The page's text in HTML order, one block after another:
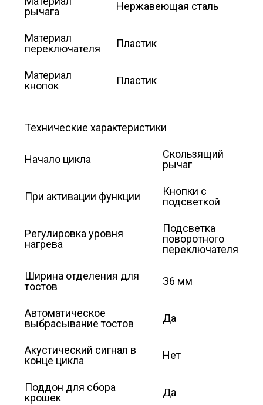
рычага
Нержавеющая сталь
Материал
переключателя
Пластик
Материал
кнопок
Пластик
Технические характеристики
Начало цикла
Скользящий
рычаг
При активации функции
Кнопки с
подсветкой
Регулировка уровня
нагрева
Подсветка
поворотного
переключателя
Ширина отделения для
тостов
З6 мм
Автоматическое
выбрасывание тостов
Да
Акустический сигнал в
конце цикла
Hет
Поддон для сбора
крошек
Да